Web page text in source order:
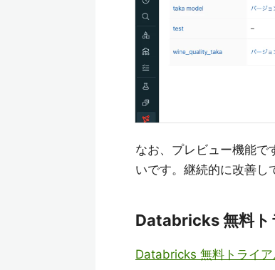
なお、プレビュー機能で
いです。継続的に改善し
Databricks 無料ト
Databricks 無料トライ